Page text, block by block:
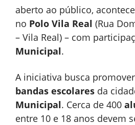
aberto ao público,
no Polo Vila Real (Rua
– Vila Real) – com
Municipal.
A iniciativa busca
bandas escolares da
Municipal. Cerca de 400
entre 10 e 18 anos devem